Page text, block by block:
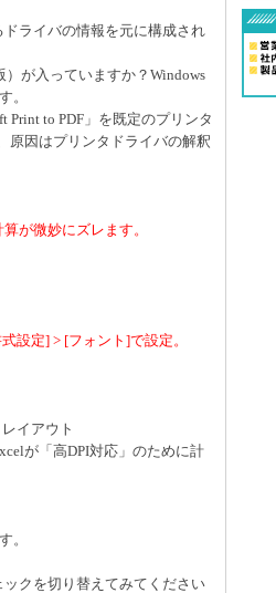
ライバの情報を元に構成され
が入っていますか？Windows
。
to PDF」を既定のプリンタ
原因はプリンタドライバの解釈
が微妙にズレます。
設定] > [フォント]で設定。
イアウト
が「高DPI対応」のために計
。
クを切り替えてみてください